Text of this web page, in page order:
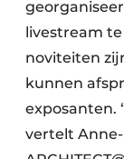
livestream
noviteiten
kunnen
exposanten.
vertelt